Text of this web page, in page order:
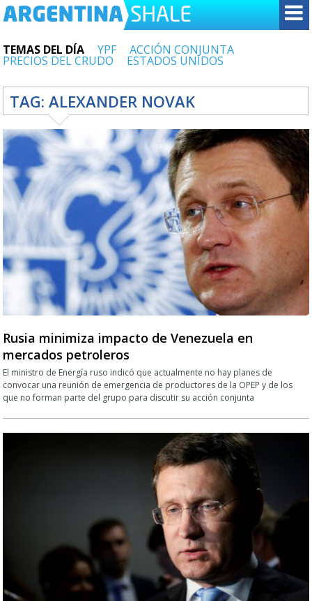
TEMAS DEL DÍA YPF ACCIÓN CONJUNTA
PRECIOS DEL CRUDO ESTADOS UNIDOS
TAG:ALEXANDER NOVAK
Rusia minimiza impacto de Venezuela en
mercados petroleros
El ministro de Energía ruso indicó que actualmente no hay planes de
convocar una reunión de emergencia de productores de la OPEP y de los
que no forman parte del grupo para discutir su acción conjunta